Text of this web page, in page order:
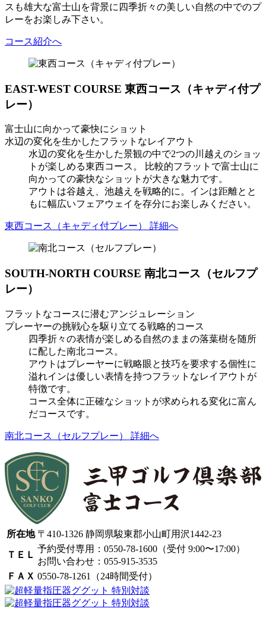
スも雄大な富士山を背景に四季折々の美しい自然の中でのプ
レーをお楽しみ下さい。
コース紹介へ
EAST-WEST COURSE 東西コース（キャディ付プ
レー）
富士山に向かって豪快にショット
水辺の変化を生かしたフラットなレイアウト
水辺の変化を生かした景観の中で2つの川越えのショッ
トが楽しめる東西コース。 比較的フラットで富士山に
向かっての豪快なショットが大きな魅力です。
アウトは谷越え、池越えを戦略的に。インは距離とと
もに幅広いフェアウェイを存分にお楽しみください。
東西コース（キャディ付プレー） 詳細へ
SOUTH-NORTH COURSE 南北コース（セルフプ
レー）
フラットなコースに潜むアンジュレーション
プレーヤーの挑戦心を駆り立てる戦略的コース
四季折々の表情が楽しめる自然のままの落葉樹を随所
に配した南北コース。
アウトはプレーヤーに戦略眼と技巧を要求する個性に
溢れインは優しい表情を持つフラットなレイアウトが
特徴です。
コース全体に正確なショットが求められる変化に富ん
だコースです。
南北コース（セルフプレー） 詳細へ
所在地 〒410-1326 静岡県駿東郡小山町用沢1442-23
ＴＥＬ
予約受付専用：0550-78-1600 （受付 9:00〜17:00）
お問い合わせ：055-915-3535
ＦＡＸ 0550-78-1261 （24時間受付）